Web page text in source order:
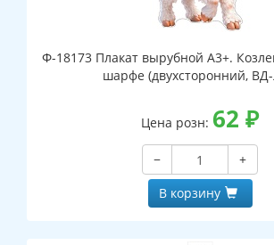
Ф-18173 Плакат вырубной А3+.
шарфе (двухсторонний, ВД-
Цена розн: 62 ₽
−
+
В корзину